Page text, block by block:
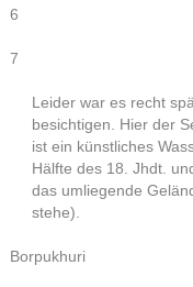
6
7
Leider war es recht
besichtigen. Hier der
ist ein künstliches
Hälfte des 18. Jhdt.
das umliegende
stehe).
Borpukhuri